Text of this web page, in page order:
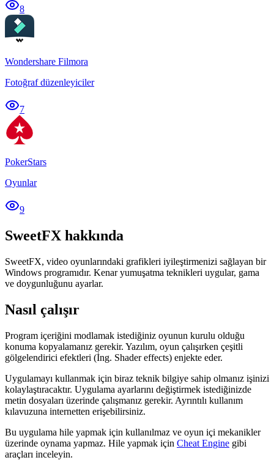
8
Wondershare Filmora
Fotoğraf düzenleyiciler
7
PokerStars
Oyunlar
9
SweetFX hakkında
SweetFX, video oyunlarındaki grafikleri iyileştirmenizi sağlayan bir
Windows programıdır. Kenar yumuşatma teknikleri uygular, gama
ve doygunluğunu ayarlar.
Nasıl çalışır
Program içeriğini modlamak istediğiniz oyunun kurulu olduğu
konuma kopyalamanız gerekir. Yazılım, oyun çalışırken çeşitli
gölgelendirici efektleri (İng. Shader effects) enjekte eder.
Uygulamayı kullanmak için biraz teknik bilgiye sahip olmanız işinizi
kolaylaştıracaktır. Uygulama ayarlarını değiştirmek istediğinizde
metin dosyaları üzerinde çalışmanız gerekir. Ayrıntılı kullanım
kılavuzuna internetten erişebilirsiniz.
Bu uygulama hile yapmak için kullanılmaz ve oyun içi mekanikler
üzerinde oynama yapmaz. Hile yapmak için Cheat Engine gibi
araçları inceleyin.